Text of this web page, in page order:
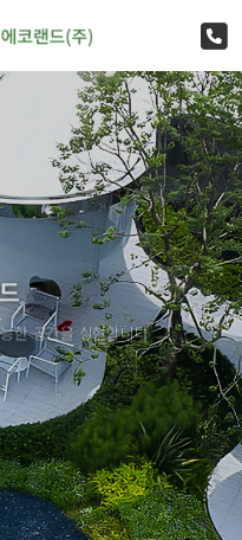
한 공간을 실현합니다